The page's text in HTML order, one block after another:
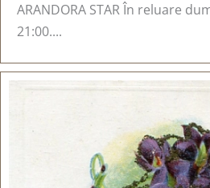
ARANDORA STAR În reluare
21:00....